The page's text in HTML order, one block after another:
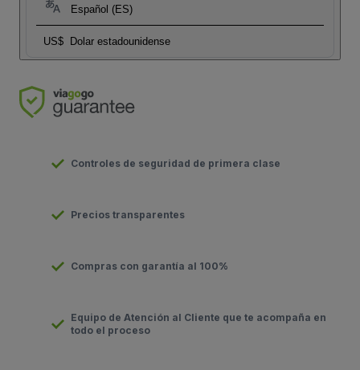
Español (ES)
US$ Dolar estadounidense
Controles de seguridad de primera clase
Precios transparentes
Compras con garantía al 100%
Equipo de Atención al Cliente que te acompaña en
todo el proceso